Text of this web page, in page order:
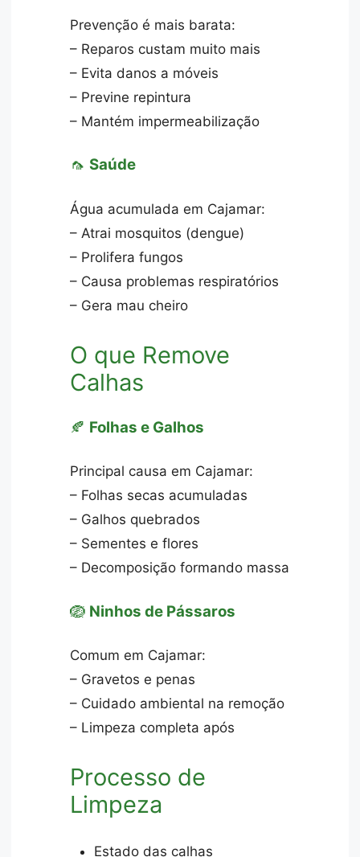
Prevenção é mais barata:
– Reparos custam muito mais
– Evita danos a móveis
– Previne repintura
– Mantém impermeabilização
🦟 Saúde
Água acumulada em Cajamar:
– Atrai mosquitos (dengue)
– Prolifera fungos
– Causa problemas respiratórios
– Gera mau cheiro
O que Remove
Calhas
🍂 Folhas e Galhos
Principal causa em Cajamar:
– Folhas secas acumuladas
– Galhos quebrados
– Sementes e flores
– Decomposição formando massa
🪺 Ninhos de Pássaros
Comum em Cajamar:
– Gravetos e penas
– Cuidado ambiental na remoção
– Limpeza completa após
Processo de
Limpeza
Estado das calhas